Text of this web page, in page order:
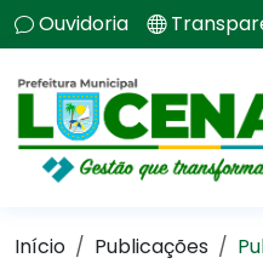
Ouvidoria
Início Publicações